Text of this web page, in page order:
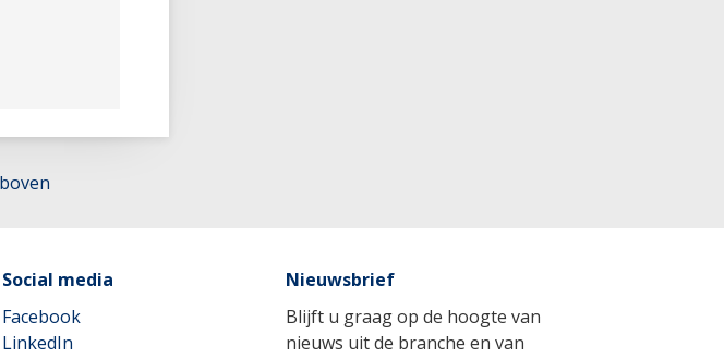
Social media
Facebook
LinkedIn
Nieuwsbrief
Blijft u graag op de hoogte van
nieuws uit de branche en van